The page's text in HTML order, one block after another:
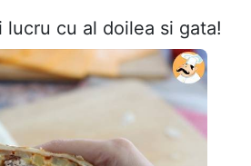
lucru cu al doilea si gata!